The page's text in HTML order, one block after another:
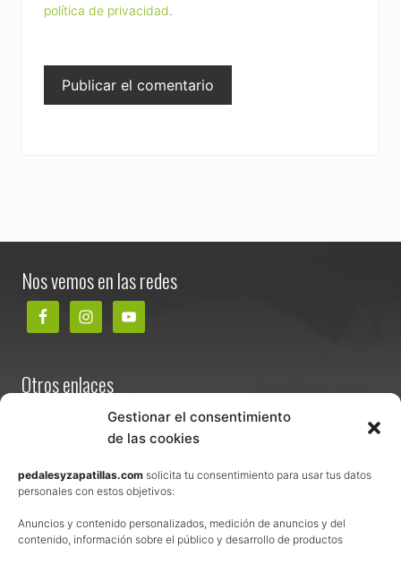
Gestionar el consentimiento
de las cookies
pedalesyzapatillas.com solicita tu consentimiento para usar tus datos
personales con estos objetivos:
Anuncios y contenido personalizados, medición de anuncios y del
contenido, información sobre el público y desarrollo de productos
política de privacidad.
Nos vemos en las redes
Otros enlaces
Términos y condiciones de venta
Política de privacidad
Política de cookies